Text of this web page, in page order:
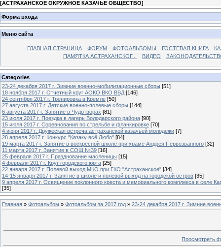
[АСТРАХАНСКОЕ ОКРУЖНОЕ КАЗАЧЬЕ ОБЩЕСТВО]
Форма входа
Меню сайта
ГЛАВНАЯ СТРАНИЦА ФОРУМ ФОТОАЛЬБОМЫ ГОСТЕВАЯ КНИГА
ПАМЯТКА АСТРАХАНСКОГ...
ВИДЕО
Categories
23-24 декабря 2017 г. Зимние военно-мобилизационные сборы [51]
18 ноября 2017 г. Отчетный круг АОКО ВКО ВВД [146]
24 сентября 2017 г. Тренировка в Кремле [50]
27 августа 2017 г. Детские военно-полевые сборы [144]
6 августа 2017 г. Занятие в Чудотворах [81]
23 июля 2017 г. Поездка в лагерь Володарского района [90]
15 июля 2017 г. Соревнования по стрельбе и фланкировке [70]
4 июня 2017 г. Дружеская встреча астраханской казачьей молодежи [7]
28 апреля 2017 г. Конкурс "Казаку всё Любо" [84]
19 марта 2017 г. Занятие в воскресной школе при храме Андрея Первозванного [32]
11 марта 2017 г. Занятие в СОШ №39 [16]
25 февраля 2017 г. Празднование масленицы [15]
4 февраля 2017 г. Круг городского юрта [25]
22 января 2017 г. Полевой выход МКО при ГКО "Астраханское" [34]
14-15 января 2017 г. Занятие в школе и полевой выход на городской остров [35]
9 апреля 2017 г. Освящение поклонного креста и мемориального комплекса в селе
[35]
Главная » Фотоальбом » Фотоальбом за 2017 год » 23-24 декабря 2017 г. Зимние
Просмотреть